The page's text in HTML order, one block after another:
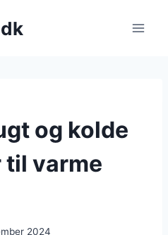
og kolde
varme
2024